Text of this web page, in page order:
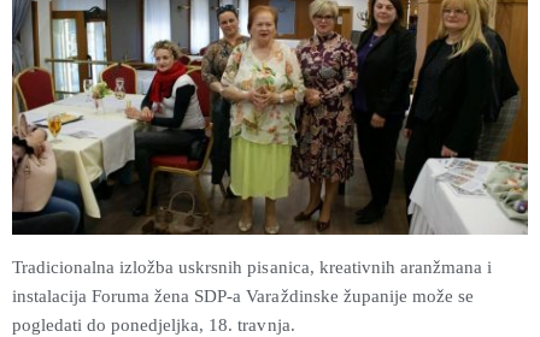
Tradicionalna izložba uskrsnih pisanica, kreativnih aranžmana i
instalacija Foruma žena SDP-a Varaždinske županije može se
pogledati do ponedjeljka, 18. travnja.